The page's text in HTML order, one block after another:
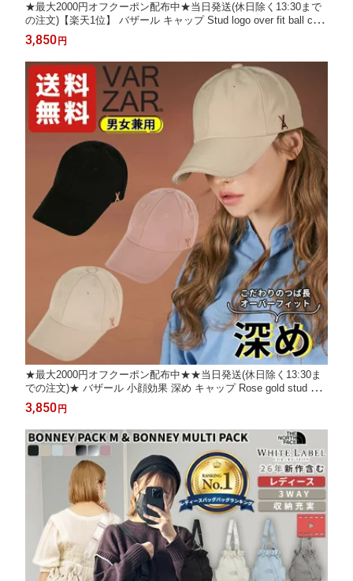
★最大2000円オフクーポン配布中★当日発送(休日除く13:30まで
の注文)【楽天1位】 バザール キャップ Stud logo over fit ball cap
☆ 帽子 紫外線対策 深め 小顔効果 シンプル レディース メンズ 韓
国 ブランド VARZAR K-POPアイドル愛用 【正規販売店/関税込/
送料無料】
3,850 円
★最大2000円オフクーポン配布中★★当日発送(休日除く13:30ま
での注文)★ バザール 小顔効果 深め キャップ Rose gold stud ove
r fit ball cap ☆ 帽子 シンプル レディース 紫外線対策 無地 韓国フ
ァッション 韓国ブランド VARZAR 【正規販売店/関税込/送料無
料】
3,850 円